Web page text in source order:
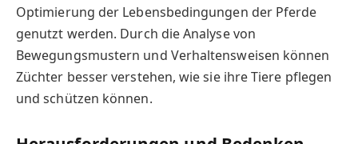
Optimierung der Lebensbedingungen der Pferde
genutzt werden. Durch die Analyse von
Bewegungsmustern und Verhaltensweisen können
Züchter besser verstehen, wie sie ihre Tiere pflegen
und schützen können.